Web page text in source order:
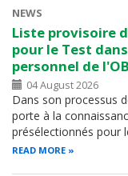
NEWS
Liste provisoire
pour le Test
personnel de
04 August 2026
Dans son processus
porte à la
présélectionnés pour
READ MORE